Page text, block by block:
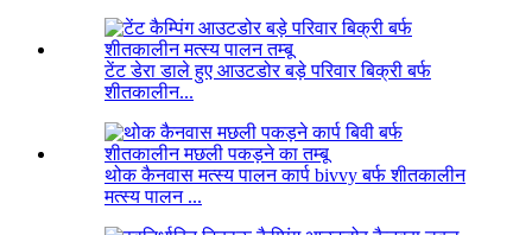
टेंट डेरा डाले हुए आउटडोर बड़े परिवार बिक्री बर्फ
शीतकालीन...
थोक कैनवास मत्स्य पालन कार्प bivvy बर्फ शीतकालीन
मत्स्य पालन ...